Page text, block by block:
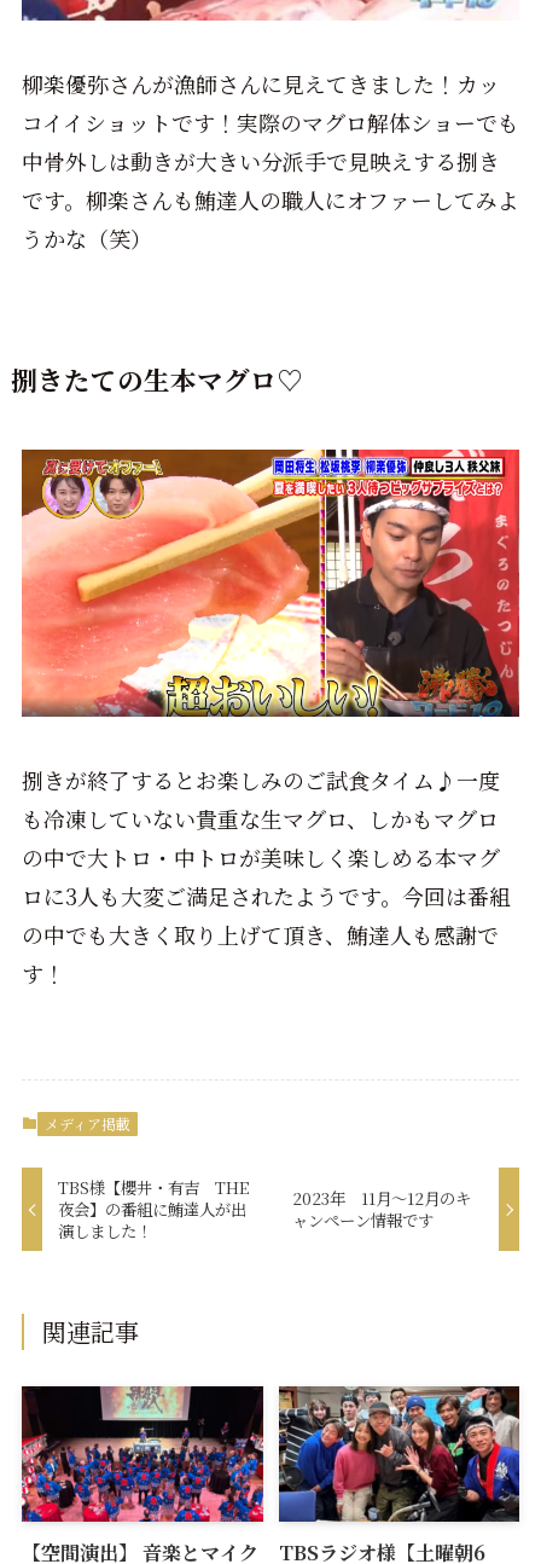
柳楽優弥さんが漁師さんに見えてきました！カッ
コイイショットです！実際のマグロ解体ショーでも
中骨外しは動きが大きい分派手で見映えする捌き
です。柳楽さんも鮪達人の職人にオファーしてみよ
うかな（笑）
捌きたての生本マグロ♡
捌きが終了するとお楽しみのご試食タイム♪一度
も冷凍していない貴重な生マグロ、しかもマグロ
の中で大トロ・中トロが美味しく楽しめる本マグ
ロに3人も大変ご満足されたようです。今回は番組
の中でも大きく取り上げて頂き、鮪達人も感謝で
す！
メディア掲載
TBS様【櫻井・有吉 THE
夜会】の番組に鮪達人が出
演しました！
2023年 11月〜12月のキ
ャンペーン情報です
関連記事
【空間演出】 音楽とマイク TBSラジオ様【土曜朝6